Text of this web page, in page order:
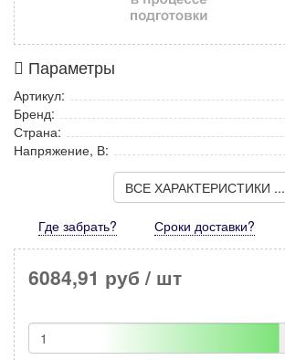
Параметры
Артикул:
Бренд:
Страна:
Напряжение, В:
ВСЕ ХАРАКТЕРИСТИКИ ...
Где забрать? Сроки доставки?
6084,91 руб / шт